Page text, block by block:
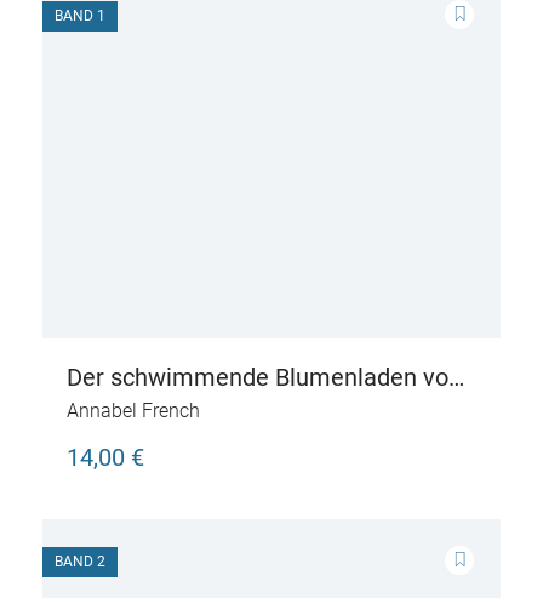
BAND 1
Der schwimmende Blumenladen von
Amsterdam
Annabel French
14,00 €
BAND 2